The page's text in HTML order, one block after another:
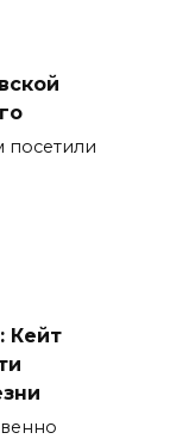
посетили
Кейт